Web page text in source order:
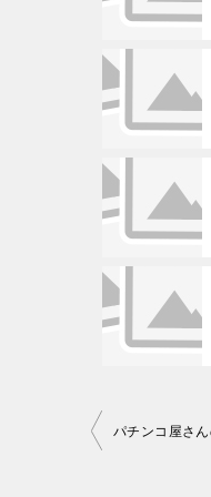
パチンコ屋さ